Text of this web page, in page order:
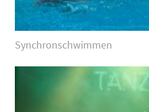
Synchronschwimmen